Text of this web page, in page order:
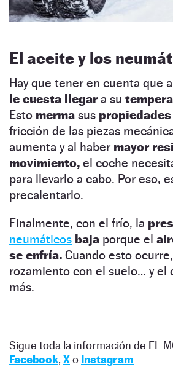
El aceite y los
Hay que tener en cuenta que
le cuesta llegara su
Esto merma sus
fricción de las piezas
aumenta y al haber mayor
movimiento, el coche
para llevarlo a cabo. Por eso,
precalentarlo.
Finalmente, con el frío, la
neumáticos baja porque el
se enfría. Cuando esto
rozamiento con el suelo… y el
más.
Sigue toda la información de EL
Facebook, Xo Instagram